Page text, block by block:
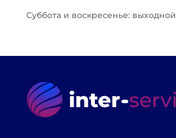
Суббота и воскресенье: выходной